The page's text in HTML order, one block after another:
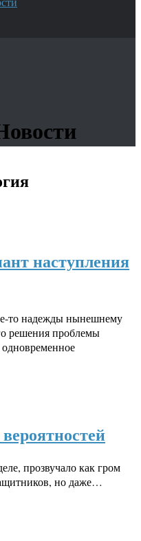
наступления
то надежды нынешнему
решения проблемы
одновременное
прозвучало как гром
но даже…